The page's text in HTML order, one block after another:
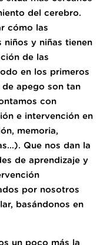
del cerebro.
cómo las
niños y niñas tienen
de las
en los primeros
apego son tan
con
e intervención en
memoria,
Que nos dan la
de aprendizaje y
por nosotros
basándonos en
un poco más la